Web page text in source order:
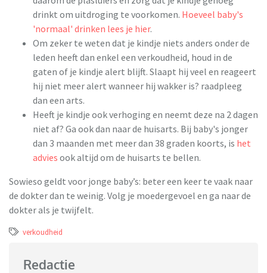
drinkt om uitdroging te voorkomen. Hoeveel baby's
'normaal' drinken lees je hier.
Om zeker te weten dat je kindje niets anders onder de
leden heeft dan enkel een verkoudheid, houd in de
gaten of je kindje alert blijft. Slaapt hij veel en reageert
hij niet meer alert wanneer hij wakker is? raadpleeg
dan een arts.
Heeft je kindje ook verhoging en neemt deze na 2 dagen
niet af? Ga ook dan naar de huisarts. Bij baby's jonger
dan 3 maanden met meer dan 38 graden koorts, is het
advies ook altijd om de huisarts te bellen.
Sowieso geldt voor jonge baby’s: beter een keer te vaak naar
de dokter dan te weinig. Volg je moedergevoel en ga naar de
dokter als je twijfelt.
verkoudheid
Redactie